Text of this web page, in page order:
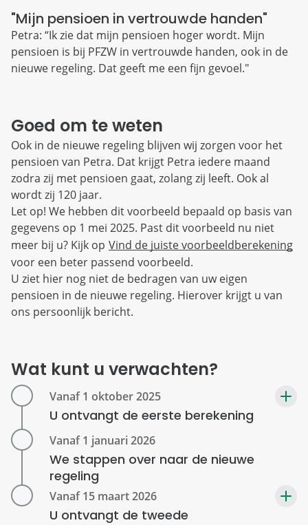
"Mijn pensioen in vertrouwde handen"
Petra: “Ik zie dat mijn pensioen hoger wordt. Mijn
pensioen is bij PFZW in vertrouwde handen, ook in de
nieuwe regeling. Dat geeft me een fijn gevoel."
Goed om te weten
Ook in de nieuwe regeling blijven wij zorgen voor het
pensioen van Petra. Dat krijgt Petra iedere maand
zodra zij met pensioen gaat, zolang zij leeft. Ook al
wordt zij 120 jaar.
Let op! We hebben dit voorbeeld bepaald op basis van
gegevens op 1 mei 2025. Past dit voorbeeld nu niet
meer bij u? Kijk op Vind de juiste voorbeeldberekening
voor een beter passend voorbeeld.
U ziet hier nog niet de bedragen van uw eigen
pensioen in de nieuwe regeling. Hierover krijgt u van
ons persoonlijk bericht.
Wat kunt u verwachten?
U ontvangt de eerste berekening
We stappen over naar de nieuwe
regeling
U ontvangt de tweede